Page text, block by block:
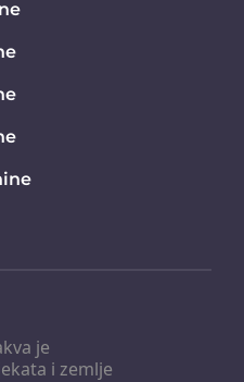
je
i zemlje